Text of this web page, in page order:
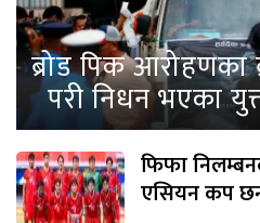
ब्रोड पिक आरोहणका
परी निधन भएका
फिफा
एसियन कप